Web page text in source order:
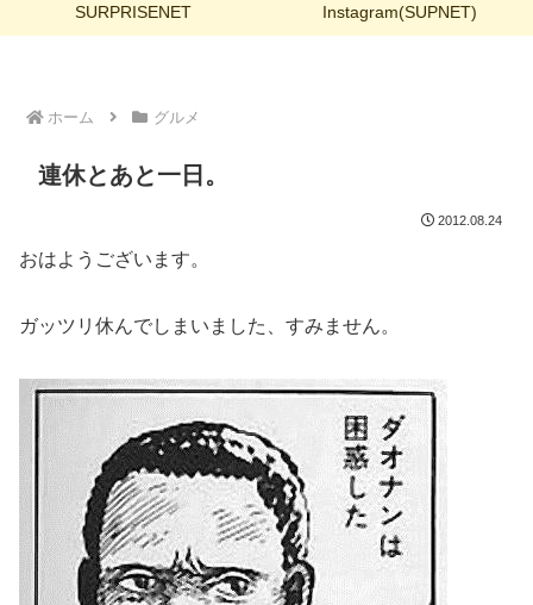
SURPRISENET Instagram(SUPNET)
ホーム グルメ
連休とあと一日。
2012.08.24
おはようございます。
ガッツリ休んでしまいました、すみません。